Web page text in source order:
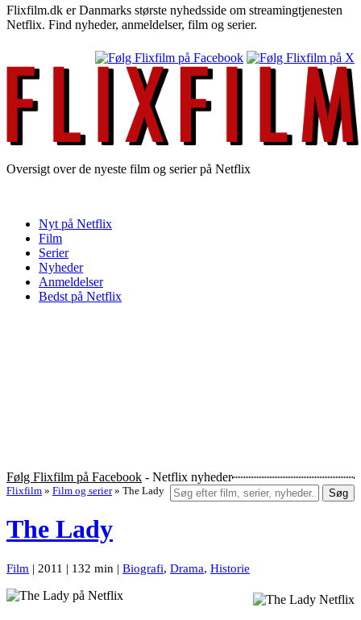
Flixfilm.dk er Danmarks største nyhedsside om streamingtjenesten
Netflix. Find nyheder, anmeldelser, film og serier.
Oversigt over de nyeste film og serier på Netflix
Nyt på Netflix
Film
Serier
Nyheder
Anmeldelser
Bedst på Netflix
Følg Flixfilm på Facebook - Netflix nyheder
Søg
Flixfilm » Film og serier » The Lady
The Lady
Film | 2011 | 132 min | Biografi, Drama, Historie